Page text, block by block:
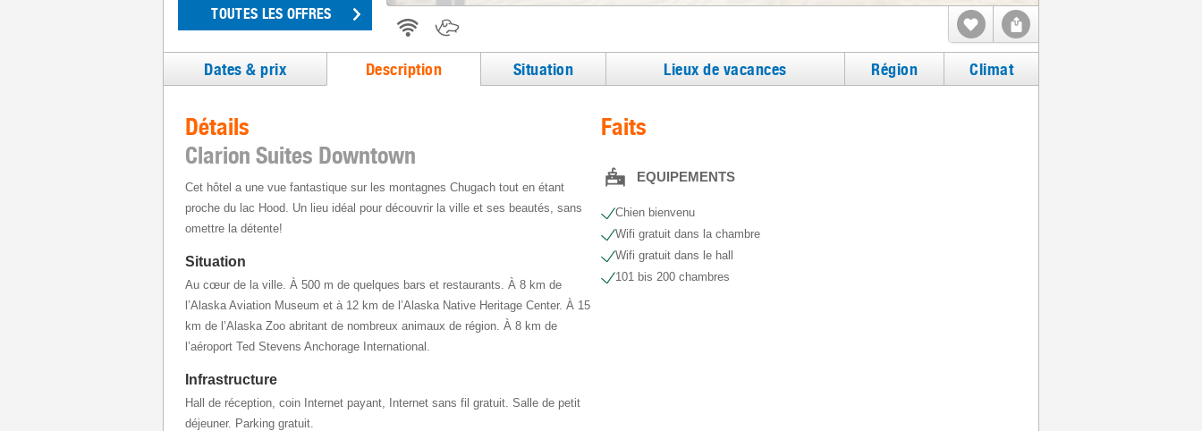
TOUTES LES OFFRES
Dates & prix Description Situation Lieux de vacances Région Climat
Détails
Clarion Suites Downtown
Cet hôtel a une vue fantastique sur les montagnes Chugach tout en étant
proche du lac Hood. Un lieu idéal pour découvrir la ville et ses beautés, sans
omettre la détente!
Situation
Au cœur de la ville. À 500 m de quelques bars et restaurants. À 8 km de
l’Alaska Aviation Museum et à 12 km de l’Alaska Native Heritage Center. À 15
km de l’Alaska Zoo abritant de nombreux animaux de région. À 8 km de
l’aéroport Ted Stevens Anchorage International.
Infrastructure
Hall de réception, coin Internet payant, Internet sans fil gratuit. Salle de petit
déjeuner. Parking gratuit.
Faits
EQUIPEMENTS
Chien bienvenu
Wifi gratuit dans la chambre
Wifi gratuit dans le hall
101 bis 200 chambres